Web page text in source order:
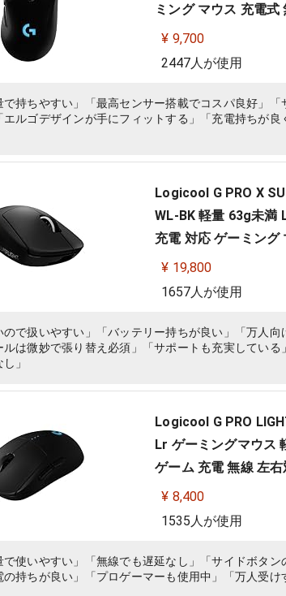
ミング マウス 充電
ファイナルファンタ
¥ 9,700
2447人が使用
で持ちやすい」「最高センサー搭載でコスパ良好」
エルゴデザインが手にフィットする」「充電持ちが
Logicool G PRO X
WL-BK 軽量 63g未満
充電 対応 ゲーミン
¥ 19,800
1657人が使用
ので扱いやすい」「バッテリー持ちが良い」「万人
ルは微妙で張り替え必須」「サポートも充実してい
」
Logicool G PRO
Lr ゲーミングマウス
ゲーム 充電 無線 左
¥ 8,400
1535人が使用
で使いやすい」「無線でも遅延なし」「サイドボタ
の持ちが良い」「プロゲーマーも使用中」「万人受